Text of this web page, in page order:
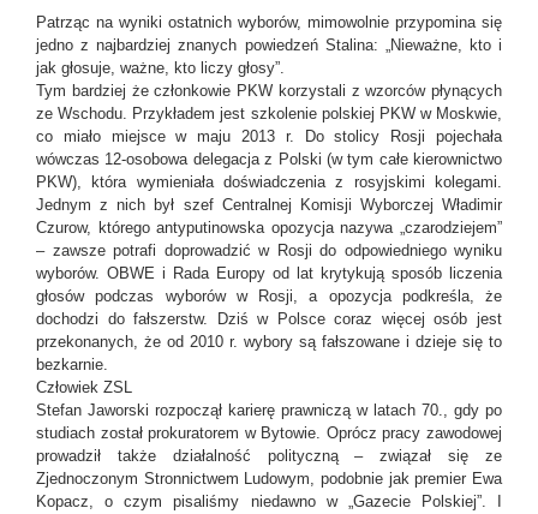
Patrząc na wyniki ostatnich wyborów, mimowolnie przypomina się
jedno z najbardziej znanych powiedzeń Stalina: „Nieważne, kto i
jak głosuje, ważne, kto liczy głosy”.
Tym bardziej że członkowie PKW korzystali z wzorców płynących
ze Wschodu. Przykładem jest szkolenie polskiej PKW w Moskwie,
co miało miejsce w maju 2013 r. Do stolicy Rosji pojechała
wówczas 12-osobowa delegacja z Polski (w tym całe kierownictwo
PKW), która wymieniała doświadczenia z rosyjskimi kolegami.
Jednym z nich był szef Centralnej Komisji Wyborczej Władimir
Czurow, którego antyputinowska opozycja nazywa „czarodziejem”
– zawsze potrafi doprowadzić w Rosji do odpowiedniego wyniku
wyborów. OBWE i Rada Europy od lat krytykują sposób liczenia
głosów podczas wyborów w Rosji, a opozycja podkreśla, że
dochodzi do fałszerstw. Dziś w Polsce coraz więcej osób jest
przekonanych, że od 2010 r. wybory są fałszowane i dzieje się to
bezkarnie.
Człowiek ZSL
Stefan Jaworski rozpoczął karierę prawniczą w latach 70., gdy po
studiach został prokuratorem w Bytowie. Oprócz pracy zawodowej
prowadził także działalność polityczną – związał się ze
Zjednoczonym Stronnictwem Ludowym, podobnie jak premier Ewa
Kopacz, o czym pisaliśmy niedawno w „Gazecie Polskiej”. I